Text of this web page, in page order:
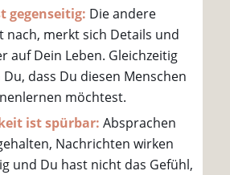
gegenseitig: Die andere
nach, merkt sich Details und
auf Dein Leben. Gleichzeitig
dass Du diesen Menschen
möchtest.
ist spürbar: Absprachen
Nachrichten wirken
und Du hast nicht das Gefühl,